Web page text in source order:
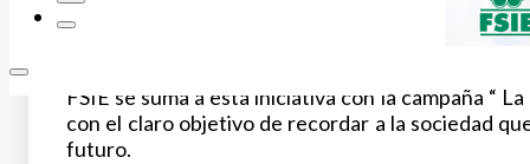
FSIE se suma a esta iniciativa con la campaña “
con el claro objetivo de recordar a la sociedad
futuro.